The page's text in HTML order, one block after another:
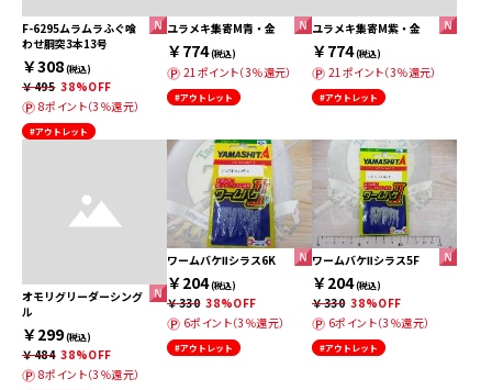
F-6295ムラムラふぐ喰
わせ胴突3本13号
￥308(税込)
￥495 38%OFF
8ポイント（3％還元）
#アウトレット
ユラメキ集寄M青・金
￥774(税込)
21ポイント（3％還元）
#アウトレット
ユラメキ集寄M紫・金
￥774(税込)
21ポイント（3％還元）
#アウトレット
オモリグリーダーシング
ル
￥299(税込)
￥484 38%OFF
8ポイント（3％還元）
ワームバケⅡシラス6K
￥204(税込)
￥330 38%OFF
6ポイント（3％還元）
#アウトレット
ワームバケⅡシラス5F
￥204(税込)
￥330 38%OFF
6ポイント（3％還元）
#アウトレット